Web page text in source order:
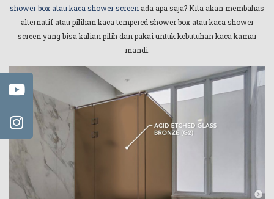
shower box atau kaca shower screen ada apa saja? Kita akan membahas
alternatif atau pilihan kaca tempered shower box atau kaca shower
screen yang bisa kalian pilih dan pakai untuk kebutuhan kaca kamar
mandi.